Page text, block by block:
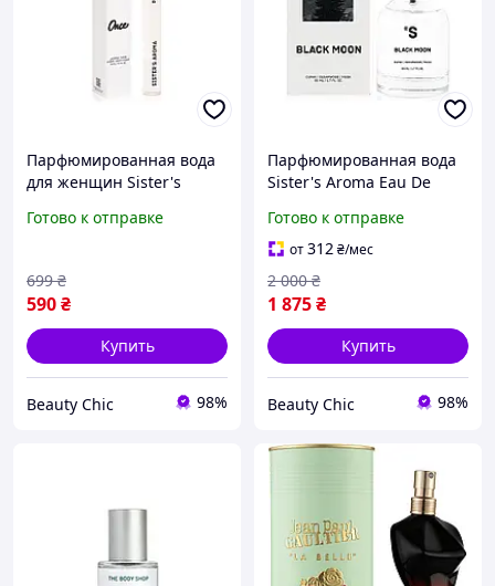
Парфюмированная вода
для женщин Sister's
Women Once, 10мл
Готово к отправке
590₴
699 ₴
Купить
Beauty Chic 98%
Парфюмированная вода
Sister's Aroma Eau De
Готово к отправке
от312₴/мес
1 875₴
2 000 ₴
Купить
Beauty Chic 98%